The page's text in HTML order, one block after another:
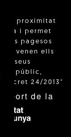
de proximitat
i permet
els pagesos
venen ells
seus
al públic,
Decret 24/2013"
de la